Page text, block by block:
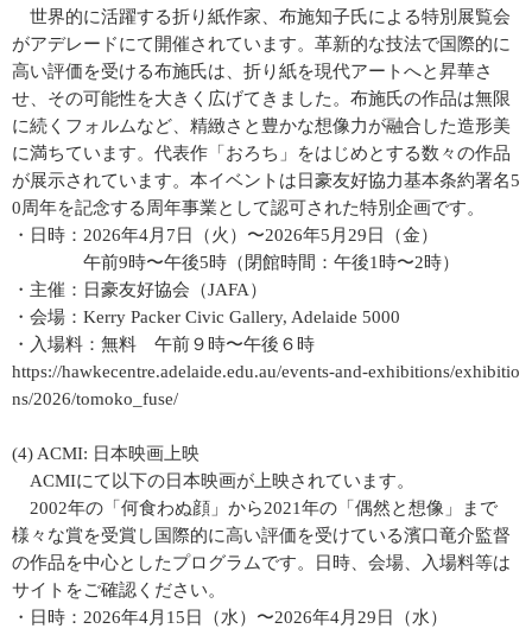
世界的に活躍する折り紙作家、布施知子氏による特別展覧会
がアデレードにて開催されています。革新的な技法で国際的に
高い評価を受ける布施氏は、折り紙を現代アートへと昇華さ
せ、その可能性を大きく広げてきました。布施氏の作品は無限
に続くフォルムなど、精緻さと豊かな想像力が融合した造形美
に満ちています。代表作「おろち」をはじめとする数々の作品
が展示されています。本イベントは日豪友好協力基本条約署名5
0周年を記念する周年事業として認可された特別企画です。
・日時：2026年4月7日（火）〜2026年5月29日（金）
午前9時〜午後5時（閉館時間：午後1時〜2時）
・主催：日豪友好協会（JAFA）
・会場：Kerry Packer Civic Gallery, Adelaide 5000
・入場料：無料 午前９時〜午後６時
https://hawkecentre.adelaide.edu.au/events-and-exhibitions/exhibitio
ns/2026/tomoko_fuse/
(4) ACMI: 日本映画上映
ACMIにて以下の日本映画が上映されています。
2002年の「何食わぬ顔」から2021年の「偶然と想像」まで
様々な賞を受賞し国際的に高い評価を受けている濱口竜介監督
の作品を中心としたプログラムです。日時、会場、入場料等は
サイトをご確認ください。
・日時：2026年4月15日（水）〜2026年4月29日（水）